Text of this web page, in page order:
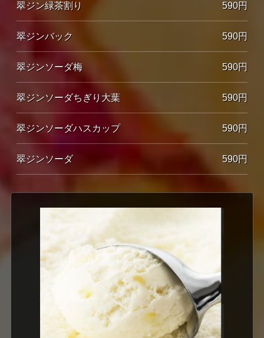
翠ジン緑茶割り 590円
翠ジンバック 590円
翠ジンソーダ梅 590円
翠ジンソーダちぎり大葉 590円
翠ジンソーダハスカップ 590円
翠ジンソーダ 590円